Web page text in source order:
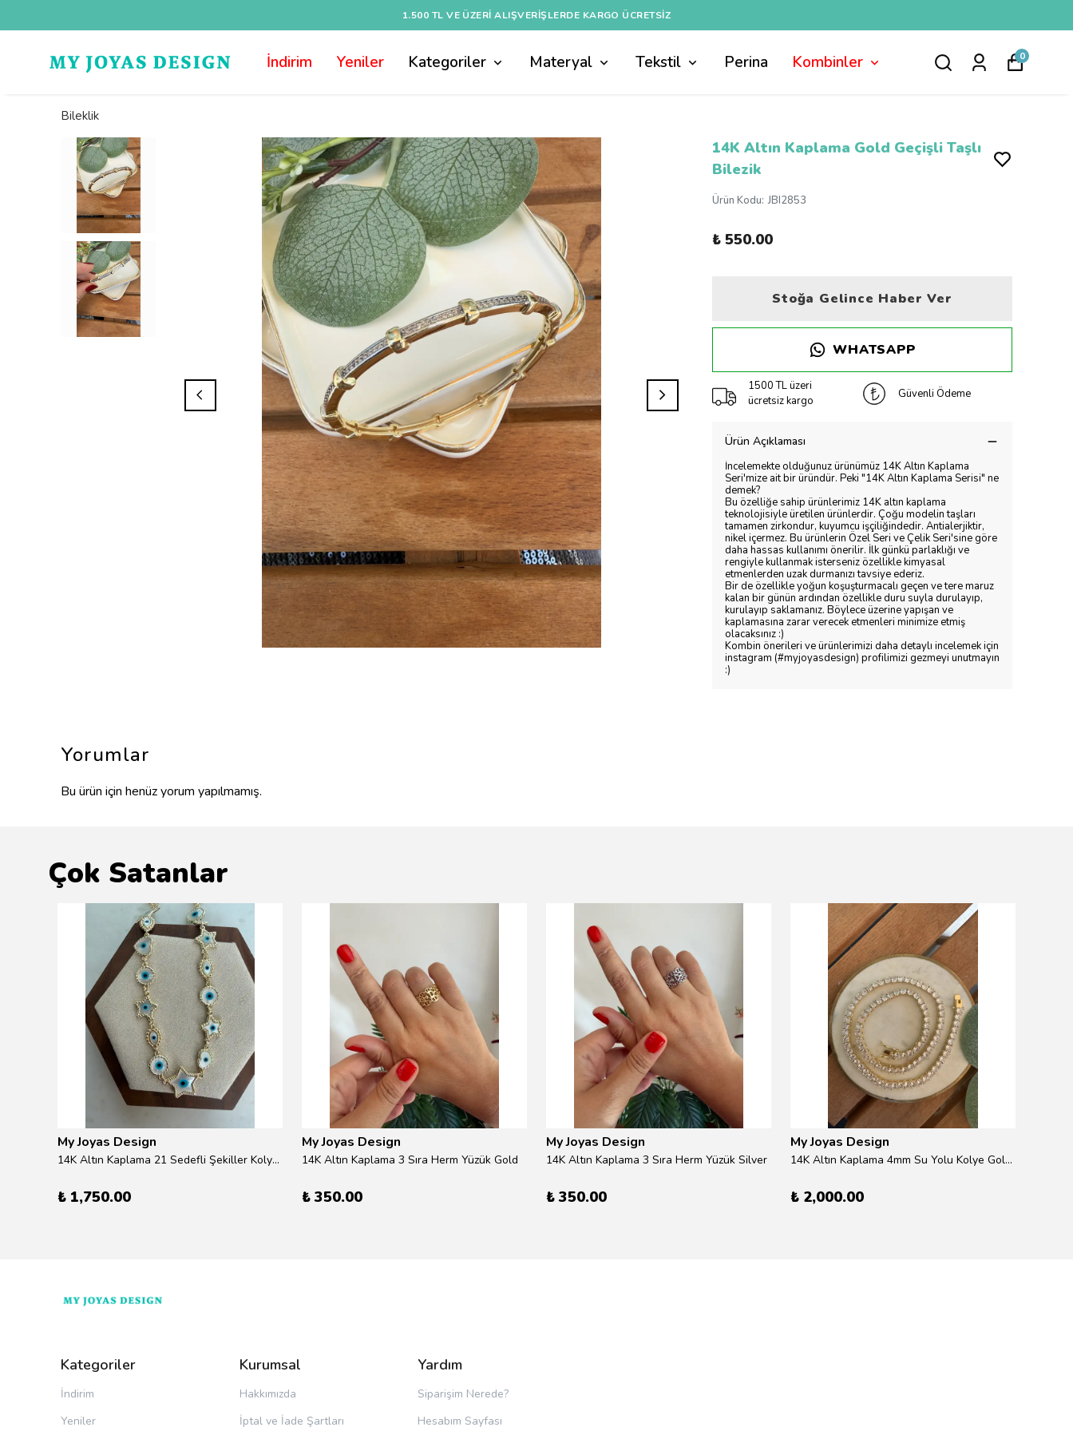
1.500 TL VE ÜZERI ALIŞVERIŞLERDE KARGO ÜCRETSİZ
İndirim Yeniler Kategoriler Materyal Tekstil Perina Kombinler 0
Bileklik
14K Altın Kaplama Gold Geçişli Taşlı
Bilezik
Ürün Kodu: JBI2853
₺ 550.00
Stoğa Gelince Haber Ver
WHATSAPP
1500 TL üzeri
ücretsiz kargo
Güvenli Ödeme
Ürün Açıklaması
İncelemekte olduğunuz ürünümüz 14K Altın Kaplama
Seri'mize ait bir üründür. Peki "14K Altın Kaplama Serisi" ne
demek?
Bu özelliğe sahip ürünlerimiz 14K altın kaplama
teknolojisiyle üretilen ürünlerdir. Çoğu modelin taşları
tamamen zirkondur, kuyumcu işçiliğindedir. Antialerjiktir,
nikel içermez. Bu ürünlerin Özel Seri ve Çelik Seri'sine göre
daha hassas kullanımı önerilir. İlk günkü parlaklığı ve
rengiyle kullanmak isterseniz özellikle kimyasal
etmenlerden uzak durmanızı tavsiye ederiz.
Bir de özellikle yoğun koşuşturmacalı geçen ve tere maruz
kalan bir günün ardından özellikle duru suyla durulayıp,
kurulayıp saklamanız. Böylece üzerine yapışan ve
kaplamasına zarar verecek etmenleri minimize etmiş
olacaksınız :)
Kombin önerileri ve ürünlerimizi daha detaylı incelemek için
instagram (#myjoyasdesign) profilimizi gezmeyi unutmayın
:)
Yorumlar
Bu ürün için henüz yorum yapılmamış.
Çok Satanlar
My Joyas Design
14K Altın Kaplama 21 Sedefli Şekiller Kolye 46cm
₺ 1,750.00
My Joyas Design
14K Altın Kaplama 3 Sıra Herm Yüzük Gold
₺ 350.00
My Joyas Design
14K Altın Kaplama 3 Sıra Herm Yüzük Silver
₺ 350.00
My Joyas Design
14K Altın Kaplama 4mm Su Yolu Kolye Gold 41cm
₺ 2,000.00
Kategoriler
İndirim
Yeniler
Kurumsal
Hakkımızda
İptal ve İade Şartları
Yardım
Siparişim Nerede?
Hesabım Sayfası